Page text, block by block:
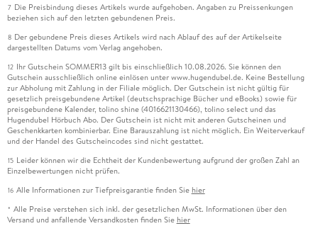
7 Die Preisbindung dieses Artikels wurde aufgehoben. Angaben zu Preissenkungen
beziehen sich auf den letzten gebundenen Preis.
8 Der gebundene Preis dieses Artikels wird nach Ablauf des auf der Artikelseite
dargestellten Datums vom Verlag angehoben.
12 Ihr Gutschein SOMMER13 gilt bis einschließlich 10.08.2026. Sie können den
Gutschein ausschließlich online einlösen unter www.hugendubel.de. Keine Bestellung
zur Abholung mit Zahlung in der Filiale möglich. Der Gutschein ist nicht gültig für
gesetzlich preisgebundene Artikel (deutschsprachige Bücher und eBooks) sowie für
preisgebundene Kalender, tolino shine (4016621130466), tolino select und das
Hugendubel Hörbuch Abo. Der Gutschein ist nicht mit anderen Gutscheinen und
Geschenkkarten kombinierbar. Eine Barauszahlung ist nicht möglich. Ein Weiterverkauf
und der Handel des Gutscheincodes sind nicht gestattet.
15 Leider können wir die Echtheit der Kundenbewertung aufgrund der großen Zahl an
Einzelbewertungen nicht prüfen.
16 Alle Informationen zur Tiefpreisgarantie finden Sie hier
* Alle Preise verstehen sich inkl. der gesetzlichen MwSt. Informationen über den
Versand und anfallende Versandkosten finden Sie hier